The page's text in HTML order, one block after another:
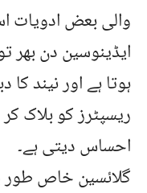
والی بعض ادویات
ایڈینوسین دن بھر
ہوتا ہے اور نیند
ریسپٹرز کو بلاک
احساس دیتی ہے۔
گلائسین خاص طور